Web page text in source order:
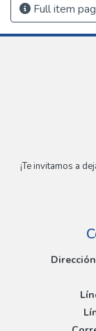
Full item
¡Te invitamos a